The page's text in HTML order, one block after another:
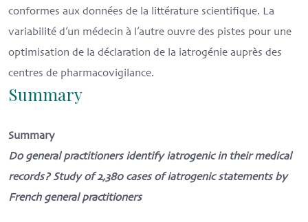
conformes aux données de la littérature scientifique. La
variabilité d’un médecin à l’autre ouvre des pistes pour une
optimisation de la déclaration de la iatrogénie auprès des
centres de pharmacovigilance.
Summary
Summary
Do general practitioners identify iatrogenic in their medical
records? Study of 2,380 cases of iatrogenic statements by
French general practitioners